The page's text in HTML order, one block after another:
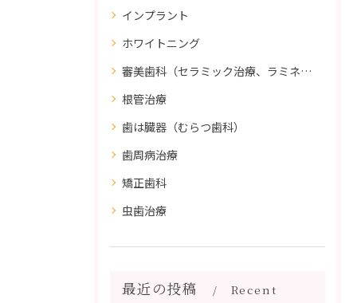
インプラント
ホワイトニング
審美歯科（セラミック治療、ラミネートべニア、ダイレクトボンディング）
根管治療
歯は臓器（むらつ歯科）
歯周病治療
矯正歯科
虫歯治療
最近の投稿
Recent